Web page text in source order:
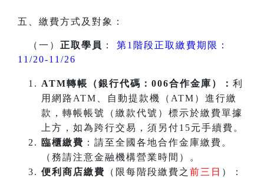
五、繳費方式及對象：
（一） 正取學員 ： 第1階段正取繳費期限：
11/20-11/26
ATM轉帳（銀行代碼：006合作金庫）： 利
用網路ATM、自動提款機（ATM）進行繳
款，轉帳帳號（繳款代號）標示於繳費單據
上方，如為跨行交易，須另付15元手續費。
臨櫃繳費 ：請至全國各地合作金庫繳費。
（務請注意金融機構營業時間）。
便利商店繳費
（限每階段繳費之 前三日 ）：